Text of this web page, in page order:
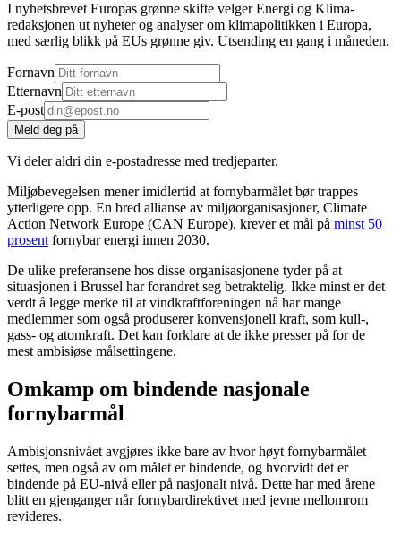
I nyhetsbrevet Europas grønne skifte velger Energi og Klima-
redaksjonen ut nyheter og analyser om klimapolitikken i Europa,
med særlig blikk på EUs grønne giv. Utsending en gang i måneden.
Fornavn
Etternavn
E-post
Meld deg på
Vi deler aldri din e-postadresse med tredjeparter.
Miljøbevegelsen mener imidlertid at fornybarmålet bør trappes
ytterligere opp. En bred allianse av miljøorganisasjoner, Climate
Action Network Europe (CAN Europe), krever et mål på minst 50
prosent fornybar energi innen 2030.
De ulike preferansene hos disse organisasjonene tyder på at
situasjonen i Brussel har forandret seg betraktelig. Ikke minst er det
verdt å legge merke til at vindkraftforeningen nå har mange
medlemmer som også produserer konvensjonell kraft, som kull-,
gass- og atomkraft. Det kan forklare at de ikke presser på for de
mest ambisiøse målsettingene.
Omkamp om bindende nasjonale
fornybarmål
Ambisjonsnivået avgjøres ikke bare av hvor høyt fornybarmålet
settes, men også av om målet er bindende, og hvorvidt det er
bindende på EU-nivå eller på nasjonalt nivå. Dette har med årene
blitt en gjenganger når fornybardirektivet med jevne mellomrom
revideres.